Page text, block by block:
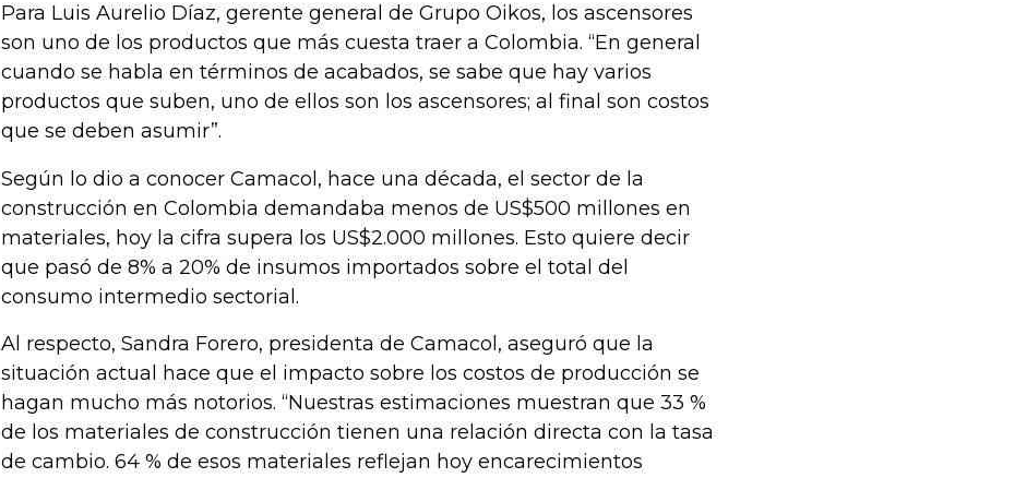
Para Luis Aurelio Díaz, gerente general de Grupo Oikos, los ascensores
son uno de los productos que más cuesta traer a Colombia. “En general
cuando se habla en términos de acabados, se sabe que hay varios
productos que suben, uno de ellos son los ascensores; al final son costos
que se deben asumir”.
Según lo dio a conocer Camacol, hace una década, el sector de la
construcción en Colombia demandaba menos de US$500 millones en
materiales, hoy la cifra supera los US$2.000 millones. Esto quiere decir
que pasó de 8% a 20% de insumos importados sobre el total del
consumo intermedio sectorial.
Al respecto, Sandra Forero, presidenta de Camacol, aseguró que la
situación actual hace que el impacto sobre los costos de producción se
hagan mucho más notorios. “Nuestras estimaciones muestran que 33 %
de los materiales de construcción tienen una relación directa con la tasa
de cambio. 64 % de esos materiales reflejan hoy encarecimientos